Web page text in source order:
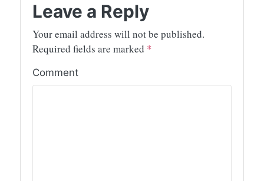
Leave a Reply
Your email address will not be published.
Required fields are marked *
Comment